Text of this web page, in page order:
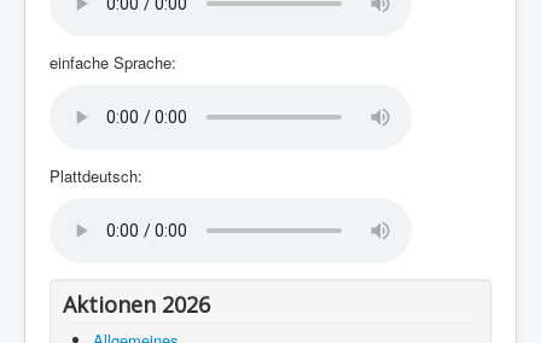
einfache Sprache:
Plattdeutsch:
Aktionen 2026